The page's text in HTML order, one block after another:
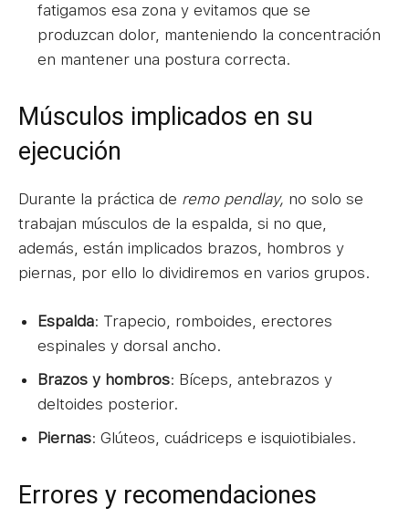
fatigamos esa zona y evitamos que se
produzcan dolor, manteniendo la concentración
en mantener una postura correcta.
Músculos implicados en su
ejecución
Durante la práctica de remo pendlay, no solo se
trabajan músculos de la espalda, si no que,
además, están implicados brazos, hombros y
piernas, por ello lo dividiremos en varios grupos.
Espalda: Trapecio, romboides, erectores
espinales y dorsal ancho.
Brazos y hombros: Bíceps, antebrazos y
deltoides posterior.
Piernas: Glúteos, cuádriceps e isquiotibiales.
Errores y recomendaciones